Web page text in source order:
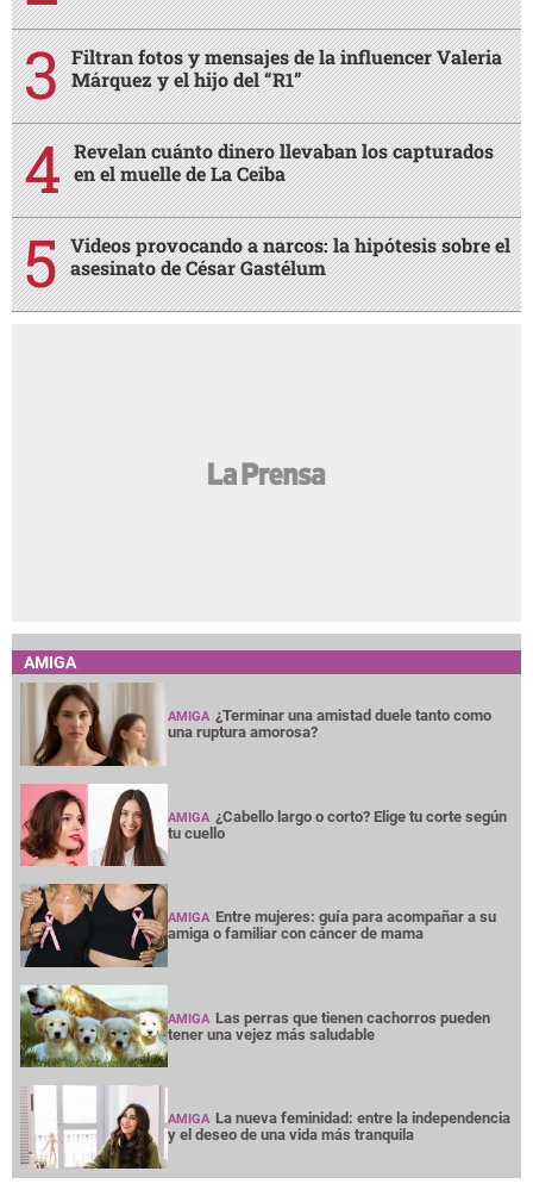
Filtran fotos y mensajes de la influencer Valeria
Márquez y el hijo del “R1”
Revelan cuánto dinero llevaban los capturados
en el muelle de La Ceiba
Videos provocando a narcos: la hipótesis sobre el
asesinato de César Gastélum
AMIGA
AMIGA ¿Terminar una amistad duele tanto como
una ruptura amorosa?
AMIGA ¿Cabello largo o corto? Elige tu corte según
tu cuello
AMIGA Entre mujeres: guía para acompañar a su
amiga o familiar con cáncer de mama
AMIGA Las perras que tienen cachorros pueden
tener una vejez más saludable
AMIGA La nueva feminidad: entre la independencia
y el deseo de una vida más tranquila